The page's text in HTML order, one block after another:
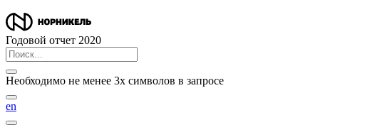
Годовой отчет 2020
Необходимо не менее 3х символов в запросе
en